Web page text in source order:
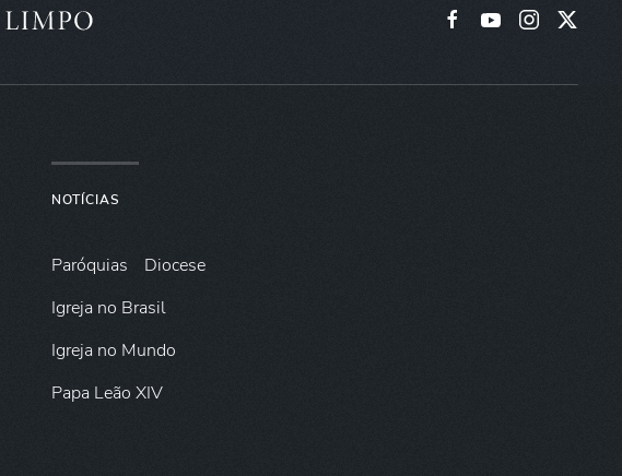
NOTÍCIAS
Paróquias
Diocese
Igreja no Brasil
Igreja no Mundo
Papa Leão XIV